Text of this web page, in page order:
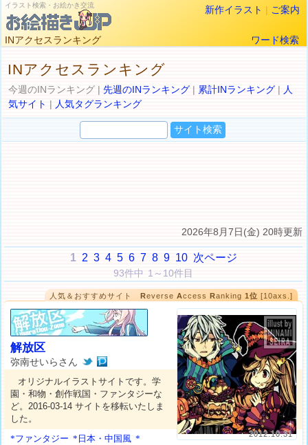
イラスト検索・お絵かき交流 新作イラスト | ご案内
INアクセスランキング ワード検索
INアクセスランキング
今週のINランキング |先週のINランキング | 累計INランキング | 人
気サイト | 人気タグランキング
2026年8月7日(金) 20時更新
1 2 3 4 5 6 7 8 9 10 次ページ
93件中 1～10件目
人気＆おすすめサイトReverseAccessRanking1位 [10axs.]
2012.10.31
解放区
弥南せいらさん
オリジナルイラストサイトです。学
園・和物・創作戦国・ファンタジーな
ど。2016-03-14 サイトを移転いたしま
した。
*ファンタジー *日本・中国風 *